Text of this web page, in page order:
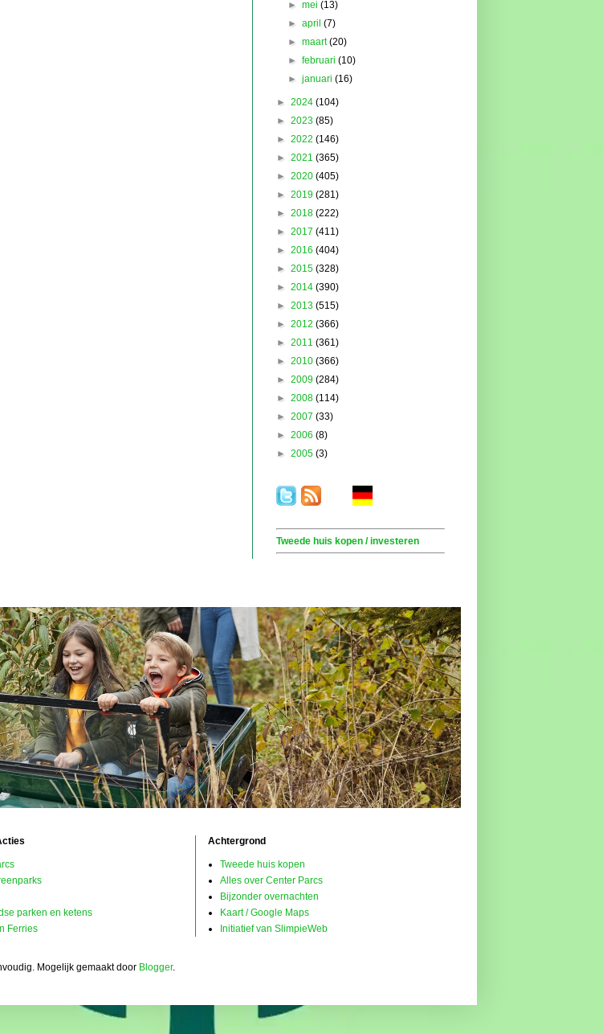
►mei(13)
►april(7)
►maart(20)
►februari(10)
►januari(16)
► 2024 (104)
► 2023 (85)
► 2022 (146)
► 2021 (365)
► 2020 (405)
► 2019 (281)
► 2018 (222)
► 2017 (411)
► 2016 (404)
► 2015 (328)
► 2014 (390)
► 2013 (515)
► 2012 (366)
► 2011 (361)
► 2010 (366)
► 2009 (284)
► 2008 (114)
► 2007 (33)
► 2006 (8)
► 2005 (3)
Tweede huis kopen / investeren
parken en ketens
Ferries
Achtergrond
Tweede huis kopen
Alles over Center Parcs
Bijzonder overnachten
Kaart / Google Maps
Initiatief van SlimpieWeb
Mogelijk gemaakt door Blogger.